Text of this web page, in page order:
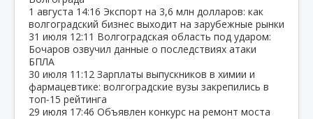
1 августа 14:16 Экспорт на 3,6 млн долларов: как
волгоградский бизнес выходит на зарубежные рынки
31 июля 12:11 Волгоградская область под ударом:
Бочаров озвучил данные о последствиях атаки
БПЛА
30 июля 11:12 Зарплаты выпускников в химии и
фармацевтике: волгоградские вузы закрепились в
топ‑15 рейтинга
29 июля 17:46 Объявлен конкурс на ремонт моста